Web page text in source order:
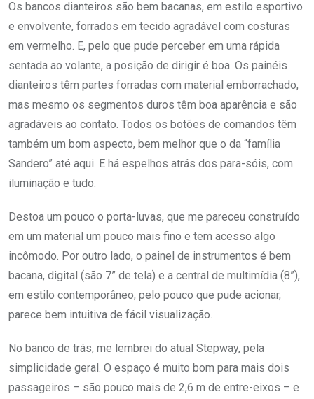
Os bancos dianteiros são bem bacanas, em estilo esportivo
e envolvente, forrados em tecido agradável com costuras
em vermelho. E, pelo que pude perceber em uma rápida
sentada ao volante, a posição de dirigir é boa. Os painéis
dianteiros têm partes forradas com material emborrachado,
mas mesmo os segmentos duros têm boa aparência e são
agradáveis ao contato. Todos os botões de comandos têm
também um bom aspecto, bem melhor que o da “família
Sandero” até aqui. E há espelhos atrás dos para-sóis, com
iluminação e tudo.
Destoa um pouco o porta-luvas, que me pareceu construído
em um material um pouco mais fino e tem acesso algo
incômodo. Por outro lado, o painel de instrumentos é bem
bacana, digital (são 7” de tela) e a central de multimídia (8”),
em estilo contemporâneo, pelo pouco que pude acionar,
parece bem intuitiva de fácil visualização.
No banco de trás, me lembrei do atual Stepway, pela
simplicidade geral. O espaço é muito bom para mais dois
passageiros – são pouco mais de 2,6 m de entre-eixos – e